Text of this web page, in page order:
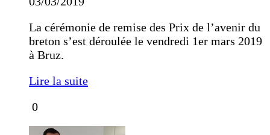
La cérémonie de remise des Prix de l’avenir du
breton s’est déroulée le vendredi 1er mars 2019
à Bruz.
Lire la suite
0